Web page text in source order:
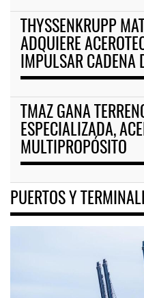
THYSSENKRUPP
ADQUIERE
IMPULSAR CADENA
TMAZ GANA
ESPECIALIZADA,
MULTIPROPÓSITO
PUERTOS Y